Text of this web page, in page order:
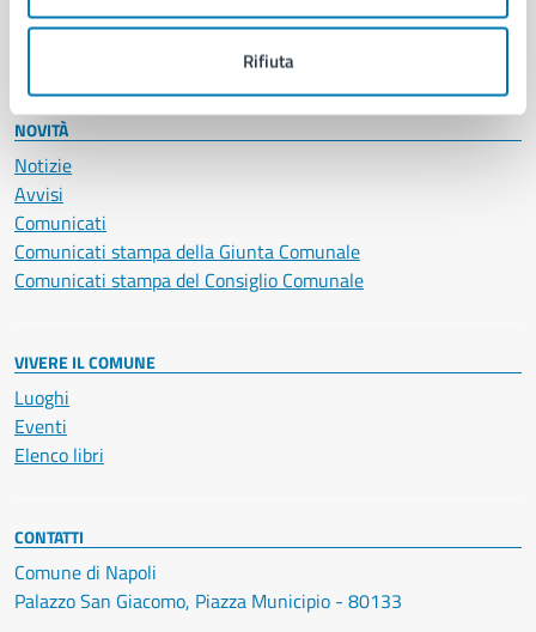
Rifiuta
Servizi Cimiteriali
NOVITÀ
Notizie
Avvisi
Comunicati
Comunicati stampa della Giunta Comunale
Comunicati stampa del Consiglio Comunale
VIVERE IL COMUNE
Luoghi
Eventi
Elenco libri
CONTATTI
Comune di Napoli
Palazzo San Giacomo, Piazza Municipio - 80133